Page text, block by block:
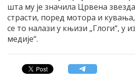
шта му је значила Црвена звезда
страсти, поред мотора и кувања,
се то налази у књизи „Глоги“, у
медије“.